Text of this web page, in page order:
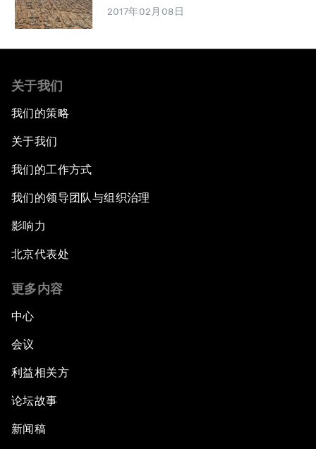
2017年02月08日
关于我们
我们的策略
关于我们
我们的工作方式
我们的领导团队与组织治理
影响力
北京代表处
更多内容
中心
会议
利益相关方
论坛故事
新闻稿